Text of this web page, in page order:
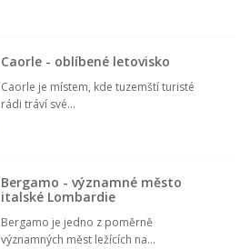
Caorle - oblíbené letovisko
Caorle je místem, kde tuzemští turisté
rádi tráví své...
Bergamo - významné město
italské Lombardie
Bergamo je jedno z poměrně
významných měst ležících na...